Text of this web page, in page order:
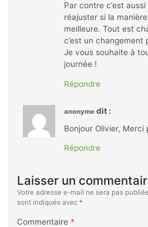
Par contre c’est
réajuster si la
meilleure. Tout est
c’est un changement
Je vous souhaite à
journée !
Répondre
anonyme dit :
Bonjour Olivier, Merci
Répondre
Laisser un
Votre adresse e-mail ne sera pas
sont indiqués avec *
Commentaire *